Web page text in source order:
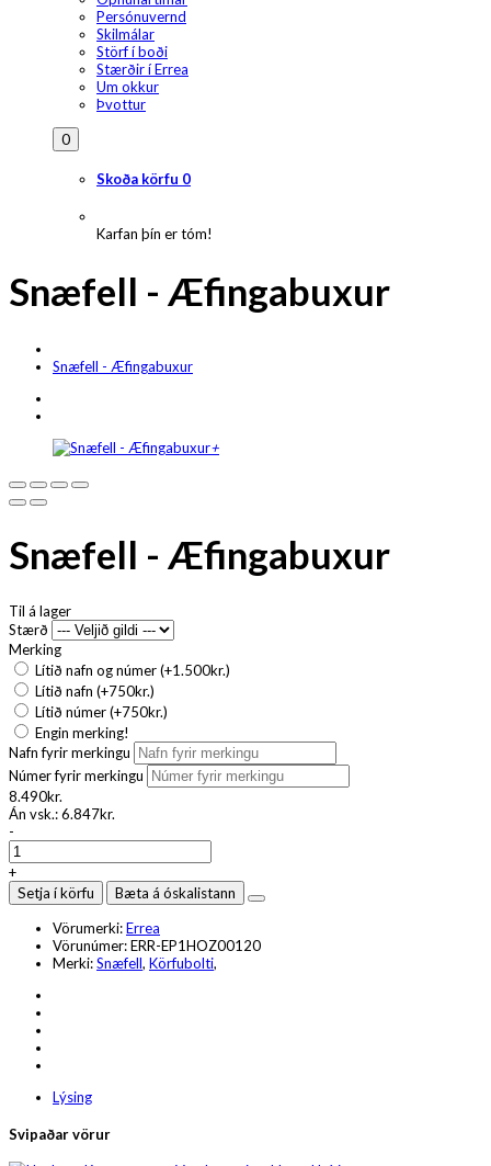
Persónuvernd
Skilmálar
Störf í boði
Stærðir í Errea
Um okkur
Þvottur
0
Skoða körfu 0
Karfan þín er tóm!
Snæfell - Æfingabuxur
Snæfell - Æfingabuxur
+
Snæfell - Æfingabuxur
Til á lager
Stærð
Merking
Lítið nafn og númer (+1.500kr.)
Lítið nafn (+750kr.)
Lítið númer (+750kr.)
Engin merking!
Nafn fyrir merkingu
Númer fyrir merkingu
8.490kr.
Án vsk.:6.847kr.
-
+
Setja í körfu
Bæta á óskalistann
Vörumerki:Errea
Vörunúmer:ERR-EP1HOZ00120
Merki:Snæfell, Körfubolti,
Lýsing
Svipaðar vörur